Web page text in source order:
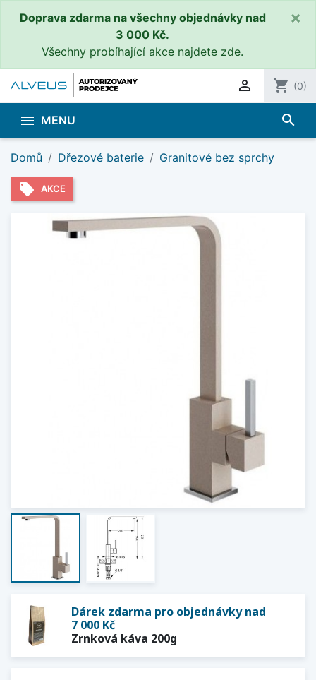
Doprava zdarma na všechny objednávky nad
3 000 Kč.
Všechny probíhající akce najdete zde.
×
 shopping_cart (0)
 MENU search
Domů Dřezové baterie Granitové bez sprchy
local_offer AKCE
Dárek zdarma pro objednávky nad
7 000 Kč
Zrnková káva 200g